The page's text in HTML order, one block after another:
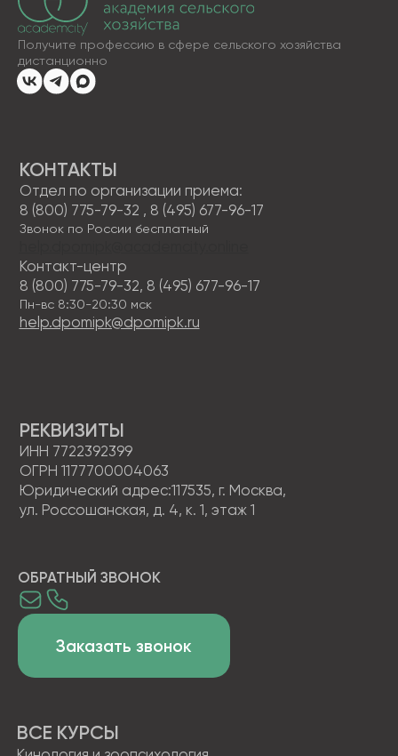
Основные программы профессионального
обучения
Дополнительные общеобразовательные
программы
КАРТА САЙТА
ОБ АКАДЕМИИ
Скидки
Как проходит обучение
Истории успеха
ДОКУМЕНТЫ
Политика в отношении обработки персональных
данных
Правовая информация
Пользовательское соглашение
СКАЧИВАЙТЕ НАШЕ МОБИЛЬНОЕ